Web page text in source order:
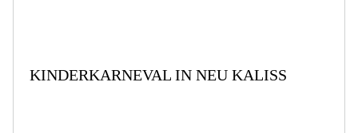
KINDERKARNEVAL IN NEU KALISS